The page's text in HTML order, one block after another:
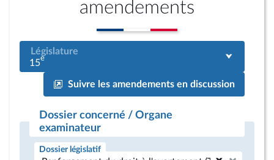
amendements
Législature
15e
Suivre les amendements en discussion
Dossier concerné / Organe
examinateur
Dossier législatif